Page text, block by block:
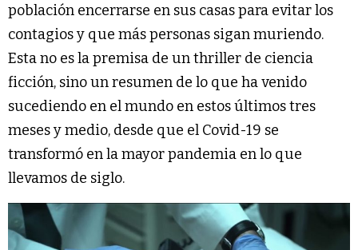
población encerrarse en sus casas para evitar los
contagios y que más personas sigan muriendo.
Esta no es la premisa de un thriller de ciencia
ficción, sino un resumen de lo que ha venido
sucediendo en el mundo en estos últimos tres
meses y medio, desde que el Covid-19 se
transformó en la mayor pandemia en lo que
llevamos de siglo.